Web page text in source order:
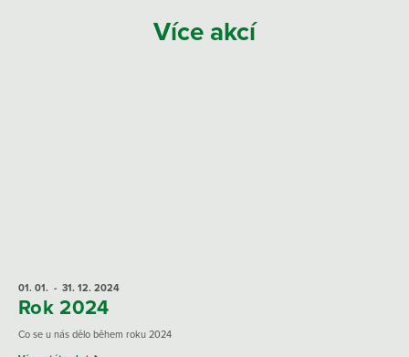
Více akcí
01. 01. - 31. 12. 2024
Rok 2024
Co se u nás dělo během roku 2024